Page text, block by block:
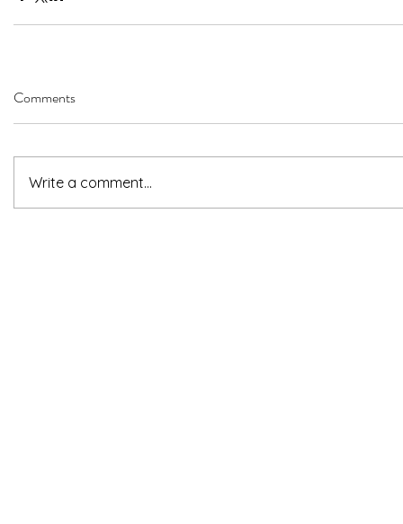
Comments
Write a comment...